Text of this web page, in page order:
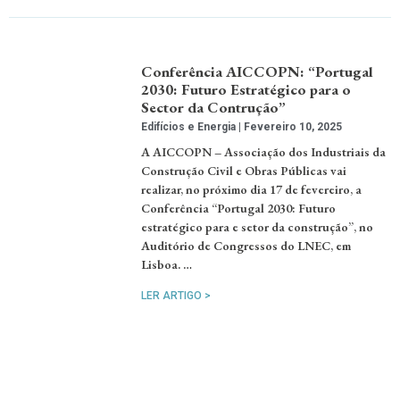
Conferência AICCOPN: “Portugal
2030: Futuro Estratégico para o
Sector da Contrução”
Edifícios e Energia Fevereiro 10, 2025
A AICCOPN – Associação dos Industriais da
Construção Civil e Obras Públicas vai
realizar, no próximo dia 17 de fevereiro, a
Conferência “Portugal 2030: Futuro
estratégico para e setor da construção”, no
Auditório de Congressos do LNEC, em
Lisboa. …
LER ARTIGO >